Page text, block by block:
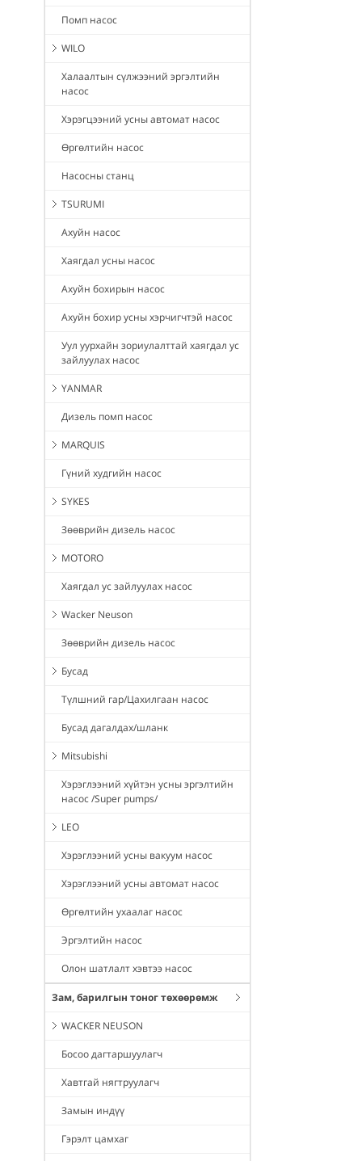
Помп насос
WILO
Халаалтын сүлжээний эргэлтийн
насос
Хэрэгцээний усны автомат насос
Өргөлтийн насос
Насосны станц
TSURUMI
Ахуйн насос
Хаягдал усны насос
Ахуйн бохирын насос
Ахуйн бохир усны хэрчигчтэй насос
Уул уурхайн зориулалттай хаягдал ус
зайлуулах насос
YANMAR
Дизель помп насос
MARQUIS
Гүний худгийн насос
SYKES
Зөөврийн дизель насос
MOTORO
Хаягдал ус зайлуулах насос
Wacker Neuson
Зөөврийн дизель насос
Бусад
Түлшний гар/Цахилгаан насос
Бусад дагалдах/шланк
Mitsubishi
Хэрэглээний хүйтэн усны эргэлтийн
насос /Super pumps/
LEO
Хэрэглээний усны вакуум насос
Хэрэглээний усны автомат насос
Өргөлтийн ухаалаг насос
Эргэлтийн насос
Олон шатлалт хэвтээ насос
Зам, барилгын тоног төхөөрөмж
WACKER NEUSON
Босоо дагтаршуулагч
Хавтгай нягтруулагч
Замын индүү
Гэрэлт цамхаг